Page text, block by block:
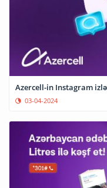
Azercell-in Instagram
03-04-2024